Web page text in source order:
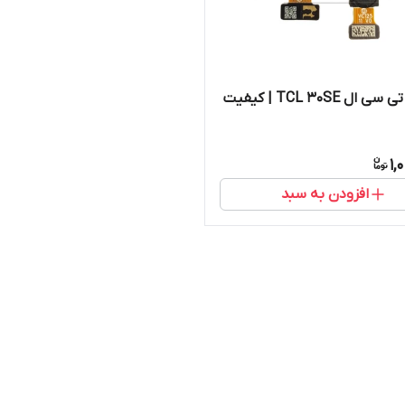
دوربین‌ تی سی ال TCL 30SE | کیفیت
افزودن به سبد